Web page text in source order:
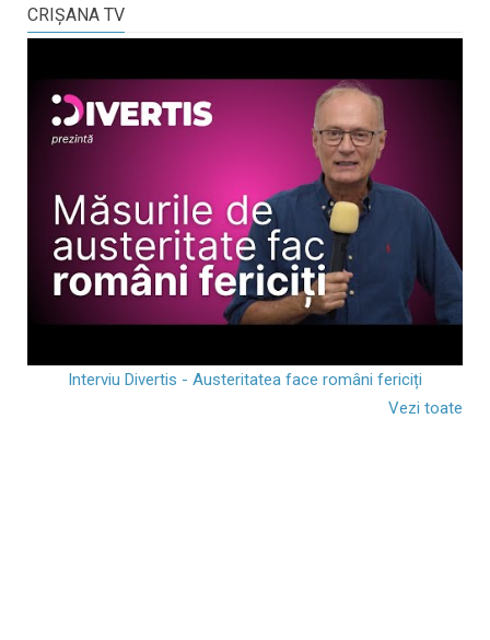
CRIŞANA TV
Interviu Divertis - Austeritatea face români fericiți
Vezi toate